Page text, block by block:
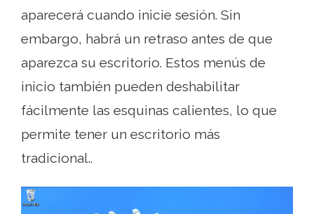
aparecerá cuando inicie sesión. Sin
embargo, habrá un retraso antes de que
aparezca su escritorio. Estos menús de
inicio también pueden deshabilitar
fácilmente las esquinas calientes, lo que
permite tener un escritorio más
tradicional..